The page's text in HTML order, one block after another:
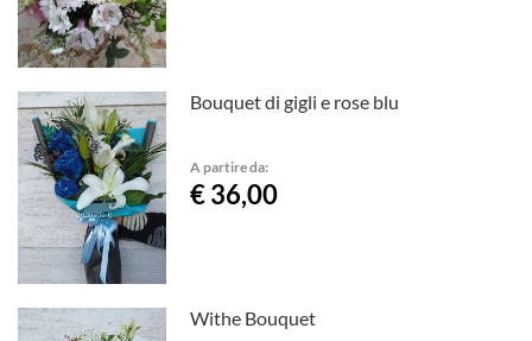
Bouquet di gigli e rose blu
A partire da:
€ 36,00
Withe Bouquet